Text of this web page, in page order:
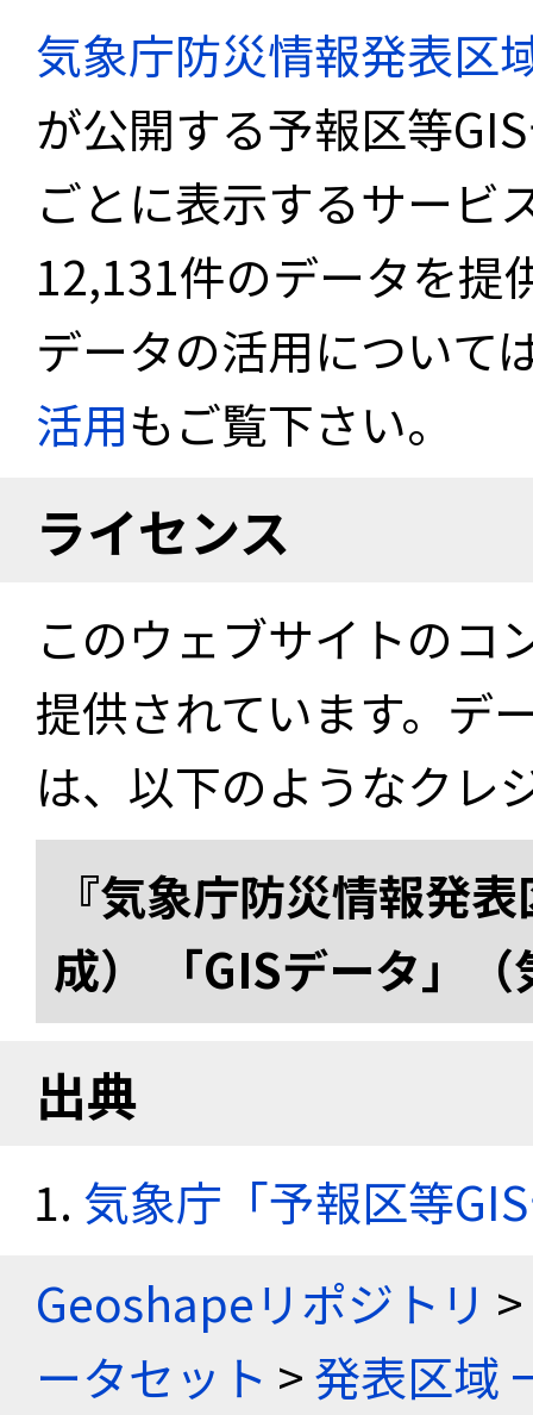
気象庁防災情報発表区
が公開する予報区等
ごとに表示するサービ
12,131件のデータを提
データの活用について
活用もご覧下さい。
ライセンス
このウェブサイトのコ
提供されています。デ
は、以下のようなクレ
『気象庁防災情報発
成） 「GISデータ」
出典
気象庁「予報区等
Geoshapeリポジトリ >
ータセット >発表区域